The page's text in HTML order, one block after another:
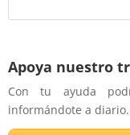
Apoya nuestro
Con tu ayuda
informándote a